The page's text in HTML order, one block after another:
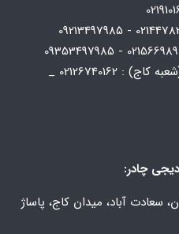
دفتر تهران _ سعادت آباد (شعبه کاج) : 02126740162 _
چادر:
سعادت آباد، میدان کاج، پاساژ